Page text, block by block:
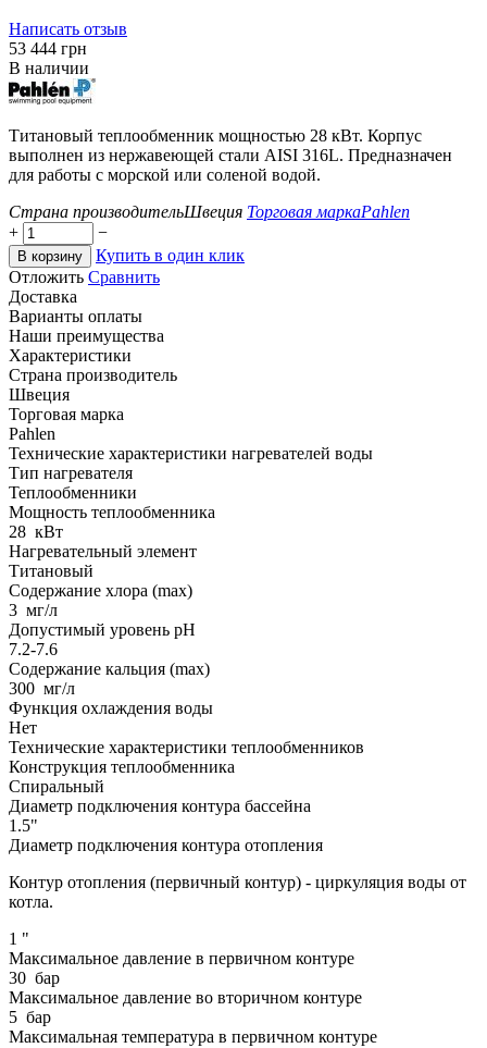
Написать отзыв
‍53 444‍ грн
В наличии
Титановый теплообменник мощностью 28 кВт. Корпус
выполнен из нержавеющей стали AISI 316L. Предназначен
для работы с морской или соленой водой.
Страна производительШвеция Торговая маркаPahlen
+
−
В корзину
Купить в один клик
Отложить Сравнить
Доставка
Варианты оплаты
Наши преимущества
Характеристики
Страна производитель
Швеция
Торговая марка
Pahlen
Технические характеристики нагревателей воды
Тип нагревателя
Теплообменники
Мощность теплообменника
28 кВт
Нагревательный элемент
Титановый
Содержание хлора (max)
3 мг/л
Допустимый уровень pH
7.2-7.6
Содержание кальция (max)
300 мг/л
Функция охлаждения воды
Нет
Технические характеристики теплообменников
Конструкция теплообменника
Спиральный
Диаметр подключения контура бассейна
1.5"
Диаметр подключения контура отопления
Контур отопления (первичный контур) - циркуляция воды от
котла.
1 "
Максимальное давление в первичном контуре
30 бар
Максимальное давление во вторичном контуре
5 бар
Максимальная температура в первичном контуре